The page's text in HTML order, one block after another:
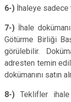
6-) İhaleye
7-) İhale
Götürme Birliği
görülebilir.
adresten temin
dokümanını satın
8-)Teklifler